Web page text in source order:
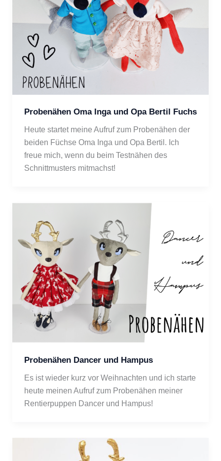
Probenähen Oma Inga und Opa Bertil Fuchs
Heute startet meine Aufruf zum Probenähen der
beiden Füchse Oma Inga und Opa Bertil. Ich
freue mich, wenn du beim Testnähen des
Schnittmusters mitmachst!
Probenähen Dancer und Hampus
Es ist wieder kurz vor Weihnachten und ich starte
heute meinen Aufruf zum Probenähen meiner
Rentierpuppen Dancer und Hampus!